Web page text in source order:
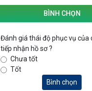
TRONG SINH VIÊN
NGUỒN VỐN TÍN DỤNG
LAN TỎA TINH THẦN KHỞI
TRONG THANH NIÊN TẠI
PẮC
KHỞI NGHIỆP VỚI MÔ HÌNH
BÌNH CHỌN
Đánh giá thái độ phục vụ của
tiếp nhận hồ sơ ?
Chưa tốt
Tốt
Bình chọn